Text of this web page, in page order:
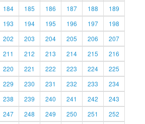
184 185 186 187 188
189
193 194 195 196 197
198
202 203 204 205 206
207
211 212 213 214 215
216
220 221 222 223 224
225
229 230 231 232 233
234
238 239 240 241 242
243
247 248 249 250 251
252